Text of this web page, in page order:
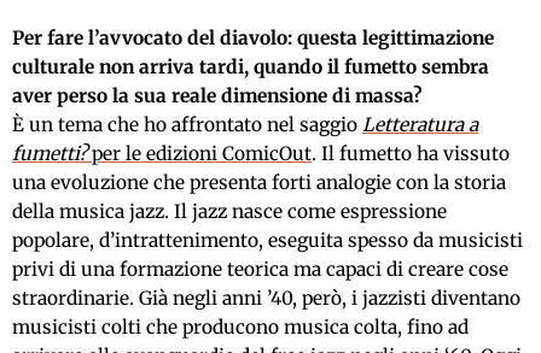
Per fare l’avvocato del diavolo: questa legittimazione
culturale non arriva tardi, quando il fumetto sembra
aver perso la sua reale dimensione di massa?
È un tema che ho affrontato nel saggio Letteratura a
fumetti?per le edizioni ComicOut. Il fumetto ha vissuto
una evoluzione che presenta forti analogie con la storia
della musica jazz. Il jazz nasce come espressione
popolare, d’intrattenimento, eseguita spesso da musicisti
privi di una formazione teorica ma capaci di creare cose
straordinarie. Già negli anni ’40, però, i jazzisti diventano
musicisti colti che producono musica colta, fino ad